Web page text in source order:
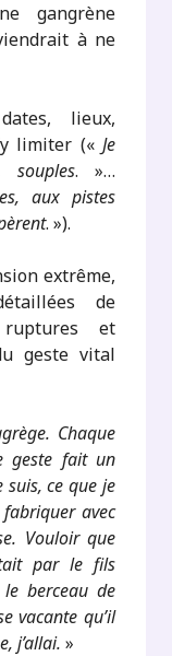
gangrène
à ne
lieux,
limiter (« Je
souples. »…
aux pistes
. »).
extrême,
de
ruptures et
geste vital
Chaque
geste fait un
suis, ce que je
fabriquer avec
Vouloir que
par le fils
berceau de
vacante qu’il
j’allai. »